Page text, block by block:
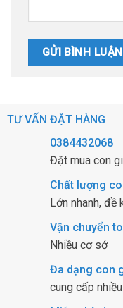
TƯ VẤN ĐẶT HÀNG
0384432068
Đặt mua con
Chất lượng
Lớn nhanh, đề
Vận chuyển
Nhiều cơ sở
Đa dạng con
cung cấp